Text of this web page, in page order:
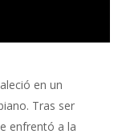
en un
Tras ser
enfrentó a la